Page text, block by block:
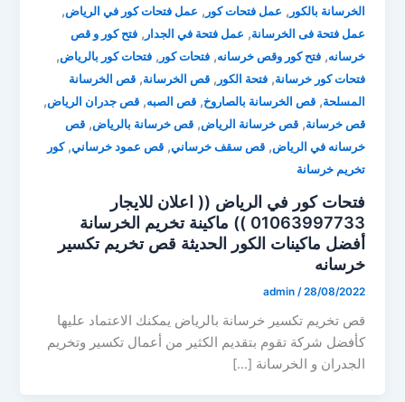
الخرسانة بالكور , عمل فتحات كور , عمل فتحات كور في الرياض,
عمل فتحة فى الخرسانة, عمل فتحة في الجدار ,فتح كور و قص
خرسانه,فتح كور وقص خرسانه,فتحات كور ,فتحات كور بالرياض,
فتحات كور خرسانة,فتحة الكور ,قص الخرسانة,قص الخرسانة
المسلحة,قص الخرسانة بالصاروخ,قص الصبه,قص جدران الرياض,
قص خرسانة,قص خرسانة الرياض,قص خرسانة بالرياض,قص
خرسانه في الرياض,قص سقف خرساني,قص عمود خرساني,كور
تخريم خرسانة
فتحات كور في الرياض (( اعلان للايجار
01063997733 )) ماكينة تخريم الخرسانة
أفضل ماكينات الكور الحديثة قص تخريم تكسير
خرسانه
admin /28/08/2022
قص تخريم تكسير خرسانة بالرياض يمكنك الاعتماد عليها
كأفضل شركة تقوم بتقديم الكثير من أعمال تكسير وتخريم
الجدران و الخرسانة […]